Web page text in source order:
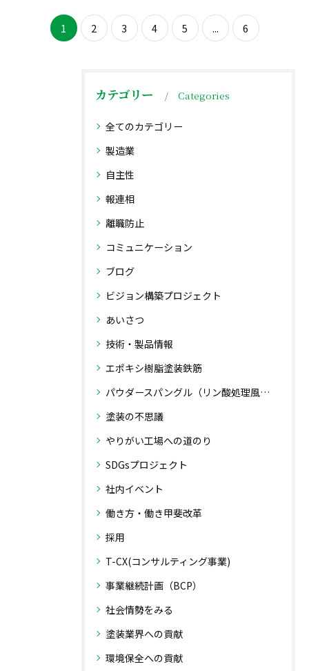
1 2 3 4 5 ... 6
カテゴリー Categories
全てのカテゴリー
製造業
自主性
報連相
離職防止
コミュニケーション
ブログ
ビジョン構築プロジェクト
あいさつ
技術・製品情報
エポキシ樹脂塗装鉄筋
パウダースパングル（リン酸処理風粉体塗装）
塗装の不思議
やりがい工場への道のり
SDGsプロジェクト
社内イベント
働き方・働き甲斐改革
採用
T-CX(コンサルティング事業)
事業継続計画（BCP）
社会情勢をみる
塗装業界への貢献
環境保全への貢献